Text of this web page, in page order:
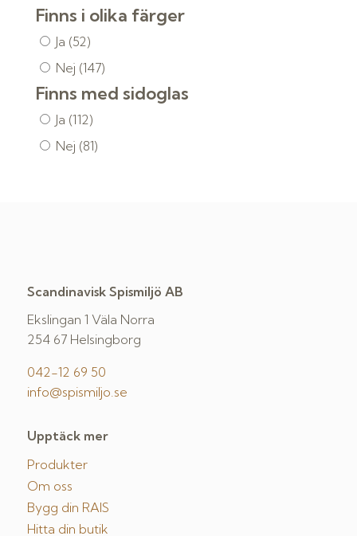
Finns i olika färger
Ja (52)
Nej (147)
Finns med sidoglas
Ja (112)
Nej (81)
Scandinavisk Spismiljö AB
Ekslingan 1 Väla Norra
254 67 Helsingborg
042-12 69 50
info@spismiljo.se
Upptäck mer
Produkter
Om oss
Bygg din RAIS
Hitta din butik